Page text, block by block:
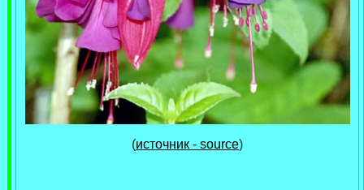
(источник - source)